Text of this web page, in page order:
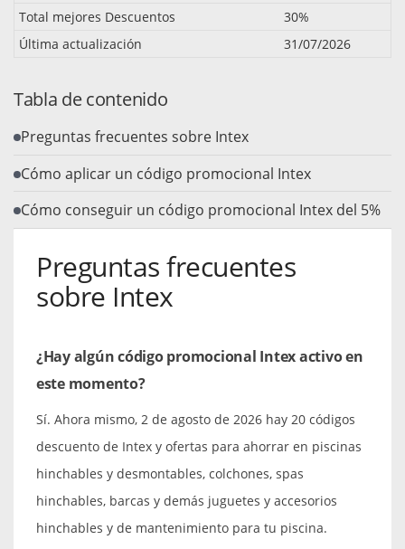
Total mejores Descuentos
30%
Última actualización
31/07/2026
Tabla de contenido
Preguntas frecuentes sobre Intex
Cómo aplicar un código promocional Intex
Cómo conseguir un código promocional Intex del 5%
Preguntas frecuentes
sobre Intex
¿Hay algún código promocional Intex activo en
este momento?
Sí. Ahora mismo, 2 de agosto de 2026 hay 20 códigos
descuento de Intex y ofertas para ahorrar en piscinas
hinchables y desmontables, colchones, spas
hinchables, barcas y demás juguetes y accesorios
hinchables y de mantenimiento para tu piscina.